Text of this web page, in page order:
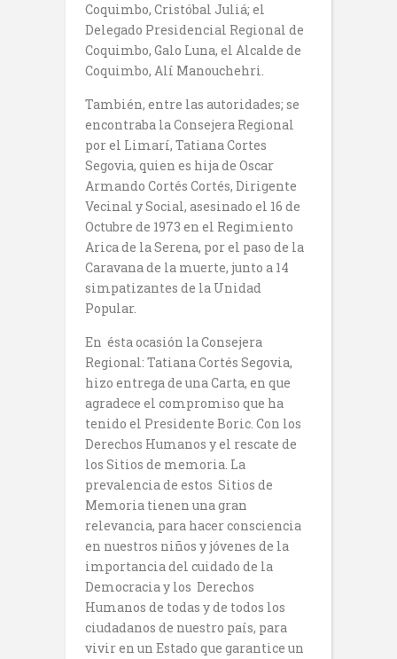
Coquimbo, Cristóbal Juliá; el
Delegado Presidencial Regional de
Coquimbo, Galo Luna, el Alcalde de
Coquimbo, Alí Manouchehri.
También, entre las autoridades; se
encontraba la Consejera Regional
por el Limarí, Tatiana Cortes
Segovia, quien es hija de Oscar
Armando Cortés Cortés, Dirigente
Vecinal y Social, asesinado el 16 de
Octubre de 1973 en el Regimiento
Arica de la Serena, por el paso de la
Caravana de la muerte, junto a 14
simpatizantes de la Unidad
Popular.
En ésta ocasión la Consejera
Regional: Tatiana Cortés Segovia,
hizo entrega de una Carta, en que
agradece el compromiso que ha
tenido el Presidente Boric. Con los
Derechos Humanos y el rescate de
los Sitios de memoria. La
prevalencia de estos Sitios de
Memoria tienen una gran
relevancia, para hacer consciencia
en nuestros niños y jóvenes de la
importancia del cuidado de la
Democracia y los Derechos
Humanos de todas y de todos los
ciudadanos de nuestro país, para
vivir en un Estado que garantice un